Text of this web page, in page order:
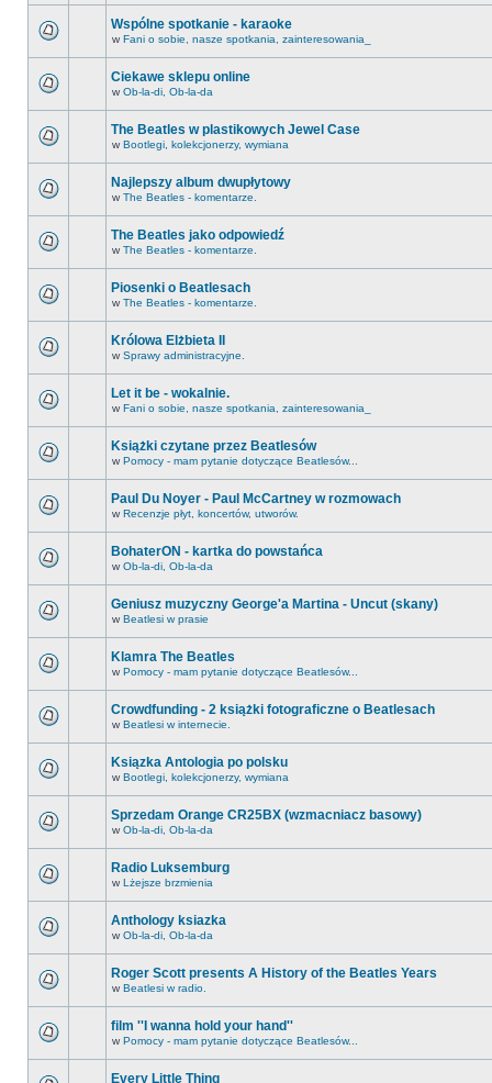
Wspólne spotkanie - karaoke
w Fani o sobie, nasze spotkania, zainteresowania_
Ciekawe sklepu online
w Ob-la-di, Ob-la-da
The Beatles w plastikowych Jewel Case
w Bootlegi, kolekcjonerzy, wymiana
Najlepszy album dwupłytowy
w The Beatles - komentarze.
The Beatles jako odpowiedź
w The Beatles - komentarze.
Piosenki o Beatlesach
w The Beatles - komentarze.
Królowa Elżbieta II
w Sprawy administracyjne.
Let it be - wokalnie.
w Fani o sobie, nasze spotkania, zainteresowania_
Książki czytane przez Beatlesów
w Pomocy - mam pytanie dotyczące Beatlesów...
Paul Du Noyer - Paul McCartney w rozmowach
w Recenzje płyt, koncertów, utworów.
BohaterON - kartka do powstańca
w Ob-la-di, Ob-la-da
Geniusz muzyczny George'a Martina - Uncut (skany)
w Beatlesi w prasie
Klamra The Beatles
w Pomocy - mam pytanie dotyczące Beatlesów...
Crowdfunding - 2 książki fotograficzne o Beatlesach
w Beatlesi w internecie.
Ksiązka Antologia po polsku
w Bootlegi, kolekcjonerzy, wymiana
Sprzedam Orange CR25BX (wzmacniacz basowy)
w Ob-la-di, Ob-la-da
Radio Luksemburg
w Lżejsze brzmienia
Anthology ksiazka
w Ob-la-di, Ob-la-da
Roger Scott presents A History of the Beatles Years
w Beatlesi w radio.
film ''I wanna hold your hand''
w Pomocy - mam pytanie dotyczące Beatlesów...
Every Little Thing